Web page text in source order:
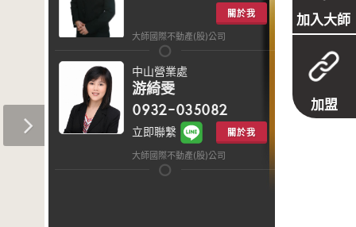
加入大師
加盟
關於我
大師國際不動產(股)公司
中山營業處
游綺雯
0932-035082
關於我
立即聯繫
大師國際不動產(股)公司